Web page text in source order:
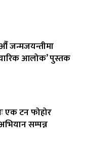
जन्मजयन्तीमा
आलोक’ पुस्तक
एक टन फोहोर
सम्पन्न